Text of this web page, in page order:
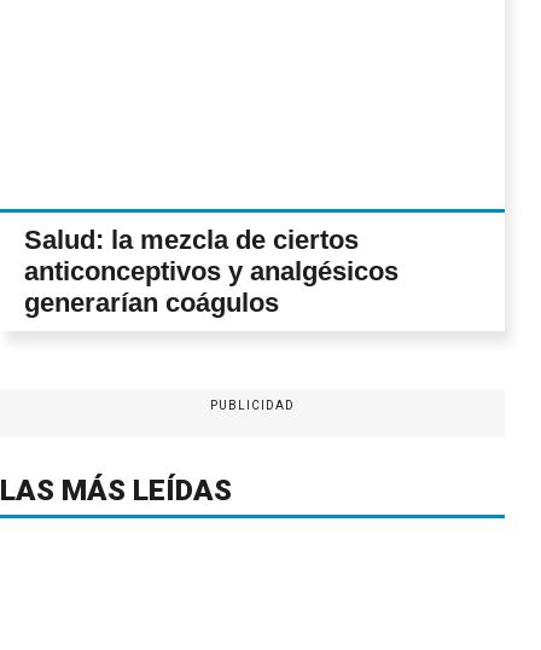
Salud: la mezcla de ciertos
anticonceptivos y analgésicos
generarían coágulos
PUBLICIDAD
LAS MÁS LEÍDAS